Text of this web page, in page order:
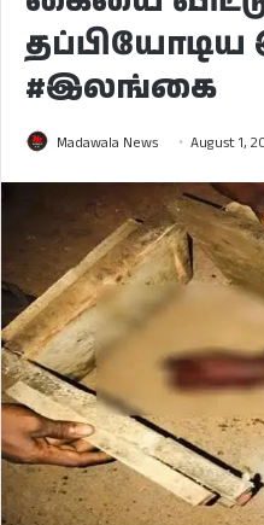
#இலங்கை
Madawala News August 1,